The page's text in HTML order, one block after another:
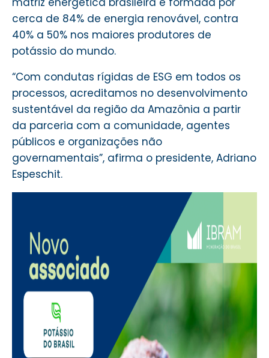
cerca de 84% de energia renovável, contra
40% a 50% nos maiores produtores de
potássio do mundo.
“Com condutas rígidas de ESG em todos os
processos, acreditamos no desenvolvimento
sustentável da região da Amazônia a partir
da parceria com a comunidade, agentes
públicos e organizações não
governamentais”, afirma o presidente, Adriano
Espeschit.